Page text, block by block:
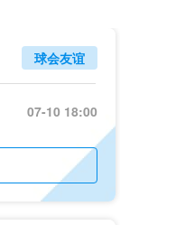
球会友谊
07-10 18:00